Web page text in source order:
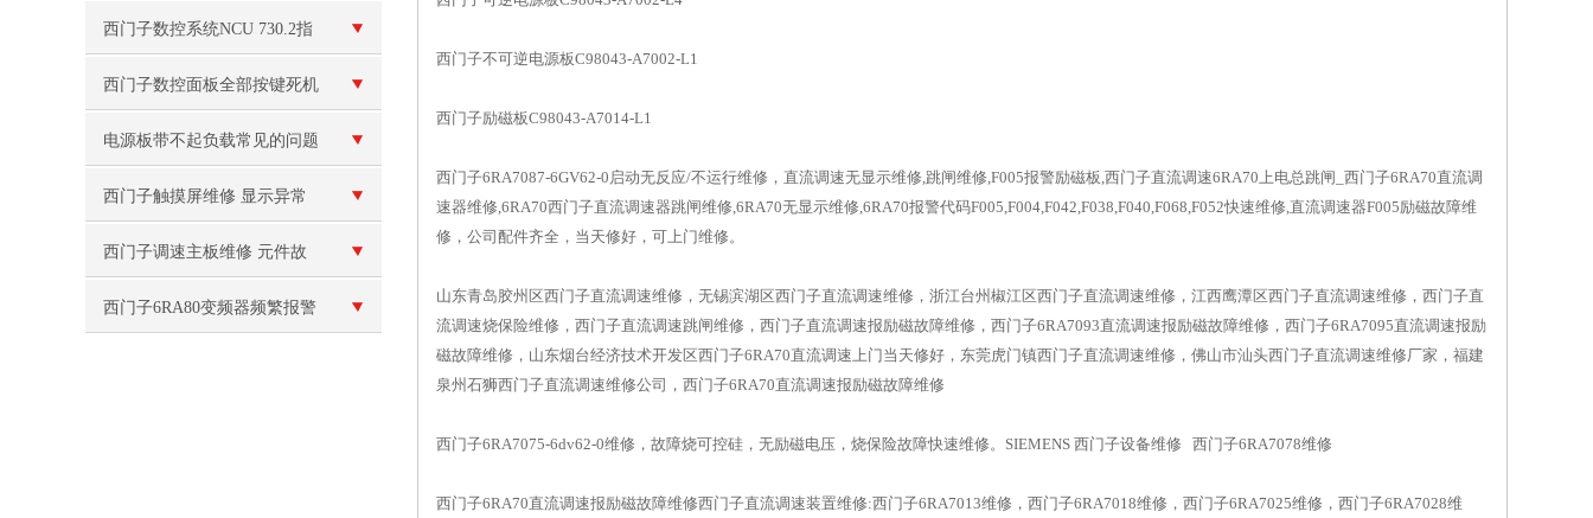
排查方法
西门子数控系统NCU 730.2指
示灯全亮维修
西门子数控面板全部按键死机
按不动维修
电源板带不起负载常见的问题
和解决方法
西门子触摸屏维修 显示异常
或花屏
西门子调速主板维修 元件故
障
西门子6RA80变频器频繁报警
西门子不可逆电源板C98043-A7002-L1
西门子励磁板C98043-A7014-L1
西门子6RA7087-6GV62-0启动无反应/不运行维修，直流调速无显示维修,跳闸维修,F005报警励磁板,西门子直流调速6RA70上电总跳闸_西门子6RA70直流调
速器维修,6RA70西门子直流调速器跳闸维修,6RA70无显示维修,6RA70报警代码F005,F004,F042,F038,F040,F068,F052快速维修,直流调速器F005励磁故障维
修，公司配件齐全，当天修好，可上门维修。
山东青岛胶州区西门子直流调速维修，无锡滨湖区西门子直流调速维修，浙江台州椒江区西门子直流调速维修，江西鹰潭区西门子直流调速维修，西门子直
流调速烧保险维修，西门子直流调速跳闸维修，西门子直流调速报励磁故障维修，西门子6RA7093直流调速报励磁故障维修，西门子6RA7095直流调速报励
磁故障维修，山东烟台经济技术开发区西门子6RA70直流调速上门当天修好，东莞虎门镇西门子直流调速维修，佛山市汕头西门子直流调速维修厂家，福建
泉州石狮西门子直流调速维修公司，西门子6RA70直流调速报励磁故障维修
西门子6RA7075-6dv62-0维修，故障烧可控硅，无励磁电压，烧保险故障快速维修。SIEMENS 西门子设备维修 西门子6RA7078维修
西门子6RA70直流调速报励磁故障维修西门子直流调速装置维修:西门子6RA7013维修，西门子6RA7018维修，西门子6RA7025维修，西门子6RA7028维